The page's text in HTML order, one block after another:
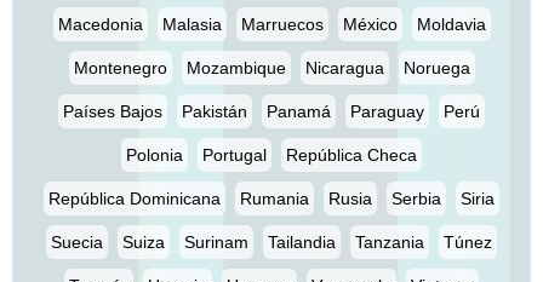
Macedonia Malasia Marruecos México Moldavia
Montenegro Mozambique Nicaragua Noruega
Países Bajos Pakistán Panamá Paraguay Perú
Polonia Portugal República Checa
República Dominicana Rumania Rusia Serbia Siria
Suecia Suiza Surinam Tailandia Tanzania Túnez